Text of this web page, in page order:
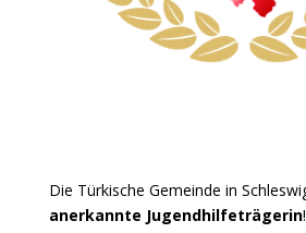
Die Türkische Gemeinde in
anerkannte Jugendhilfeträgerin!